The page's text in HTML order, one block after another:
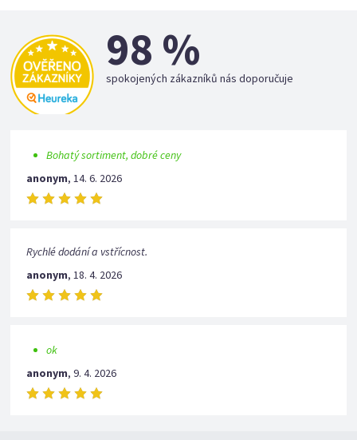
98 %
spokojených zákazníků nás doporučuje
Bohatý sortiment, dobré ceny
anonym,14. 6. 2026
Rychlé dodání a vstřícnost.
anonym,18. 4. 2026
ok
anonym,9. 4. 2026